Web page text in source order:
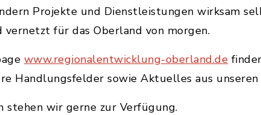
Projekte und Dienstleistungen wirksam
für das Oberland von morgen.
www.regionalentwicklung-oberland.de
Handlungsfelder sowie Aktuelles aus
stehen wir gerne zur Verfügung.